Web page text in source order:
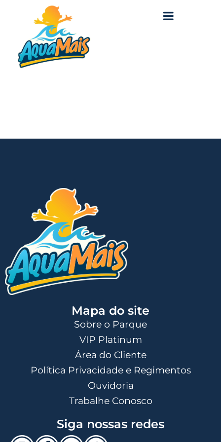
Mapa do site
Sobre o Parque
VIP Platinum
Área do Cliente
Política Privacidade e Regimentos
Ouvidoria
Trabalhe Conosco
Siga nossas redes